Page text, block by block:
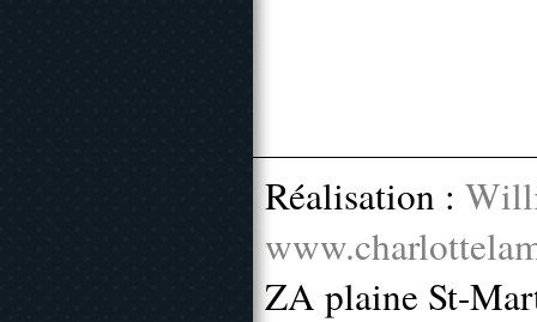
Réalisation :
ZA plaine St-